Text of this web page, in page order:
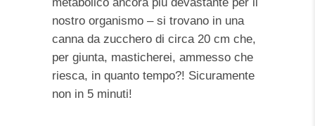
nostro organismo – si trovano in una
canna da zucchero di circa 20 cm che,
per giunta, masticherei, ammesso che
riesca, in quanto tempo?! Sicuramente
non in 5 minuti!